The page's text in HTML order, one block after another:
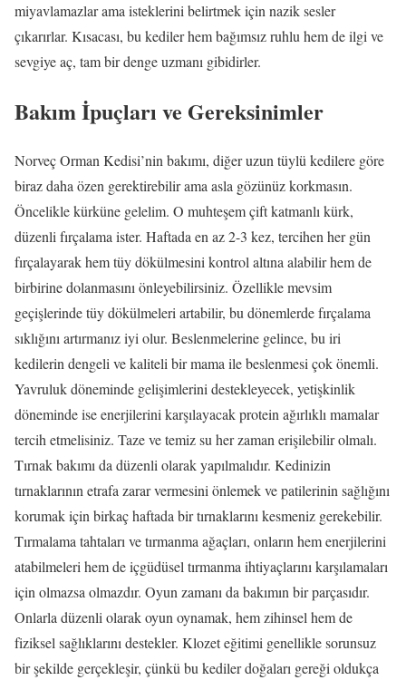
miyavlamazlar ama isteklerini belirtmek için nazik sesler
çıkarırlar. Kısacası, bu kediler hem bağımsız ruhlu hem de ilgi ve
sevgiye aç, tam bir denge uzmanı gibidirler.
Bakım İpuçları ve Gereksinimler
Norveç Orman Kedisi’nin bakımı, diğer uzun tüylü kedilere göre
biraz daha özen gerektirebilir ama asla gözünüz korkmasın.
Öncelikle kürküne gelelim. O muhteşem çift katmanlı kürk,
düzenli fırçalama ister. Haftada en az 2-3 kez, tercihen her gün
fırçalayarak hem tüy dökülmesini kontrol altına alabilir hem de
birbirine dolanmasını önleyebilirsiniz. Özellikle mevsim
geçişlerinde tüy dökülmeleri artabilir, bu dönemlerde fırçalama
sıklığını artırmanız iyi olur. Beslenmelerine gelince, bu iri
kedilerin dengeli ve kaliteli bir mama ile beslenmesi çok önemli.
Yavruluk döneminde gelişimlerini destekleyecek, yetişkinlik
döneminde ise enerjilerini karşılayacak protein ağırlıklı mamalar
tercih etmelisiniz. Taze ve temiz su her zaman erişilebilir olmalı.
Tırnak bakımı da düzenli olarak yapılmalıdır. Kedinizin
tırnaklarının etrafa zarar vermesini önlemek ve patilerinin sağlığını
korumak için birkaç haftada bir tırnaklarını kesmeniz gerekebilir.
Tırmalama tahtaları ve tırmanma ağaçları, onların hem enerjilerini
atabilmeleri hem de içgüdüsel tırmanma ihtiyaçlarını karşılamaları
için olmazsa olmazdır. Oyun zamanı da bakımın bir parçasıdır.
Onlarla düzenli olarak oyun oynamak, hem zihinsel hem de
fiziksel sağlıklarını destekler. Klozet eğitimi genellikle sorunsuz
bir şekilde gerçekleşir, çünkü bu kediler doğaları gereği oldukça